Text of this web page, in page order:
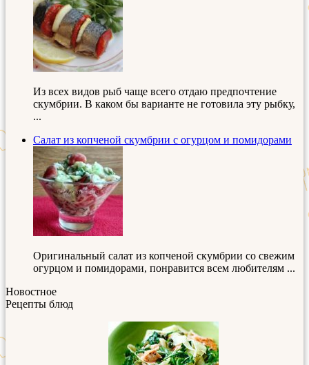
Из всех видов рыб чаще всего отдаю предпочтение
скумбрии. В каком бы варианте не готовила эту рыбку,
...
Салат из копченой скумбрии с огурцом и помидорами
Оригинальный салат из копченой скумбрии со свежим
огурцом и помидорами, понравится всем любителям ...
Новостное
Рецепты блюд